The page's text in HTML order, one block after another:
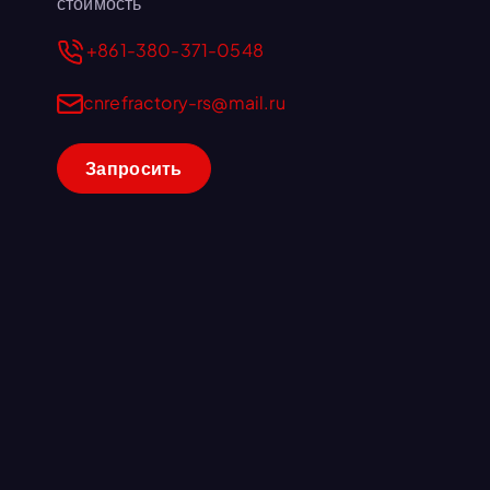
з
а
п
и
+861-380-371-0548
cnrefractory-rs@mail.ru
Запросить